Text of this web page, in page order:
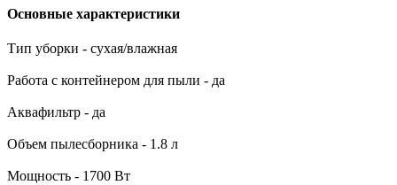
Основные характеристики
Тип уборки - сухая/влажная
Работа с контейнером для пыли - да
Аквафильтр - да
Объем пылесборника - 1.8 л
Мощность - 1700 Вт